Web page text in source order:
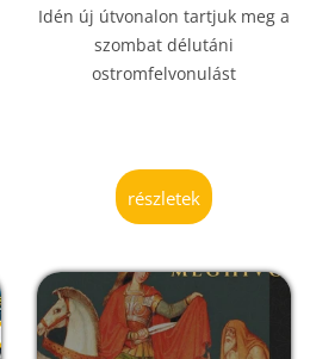
Idén új útvonalon tartjuk meg a
szombat délutáni
ostromfelvonulást
részletek